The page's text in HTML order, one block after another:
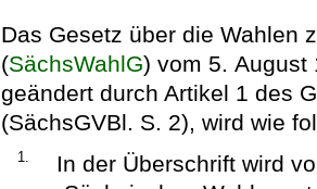
Das Gesetz über die Wahlen
(SächsWahlG) vom 5. August
geändert durch Artikel 1 des
(SächsGVBl. S. 2), wird wie
1.
In der Überschrift wird